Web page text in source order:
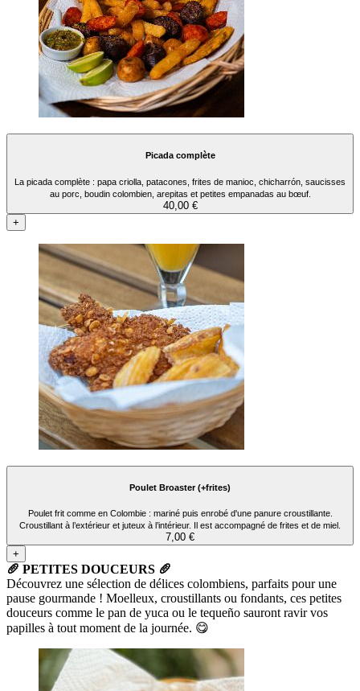
Picada complète
La picada complète : papa criolla, patacones, frites de manioc, chicharrón, saucisses
au porc, boudin colombien, arepitas et petites empanadas au bœuf.
40,00 €
+
Poulet Broaster (+frites)
Poulet frit comme en Colombie : mariné puis enrobé d'une panure croustillante.
Croustillant à l’extérieur et juteux à l’intérieur. Il est accompagné de frites et de miel.
7,00 €
+
🥖 PETITES DOUCEURS 🥖
Découvrez une sélection de délices colombiens, parfaits pour une
pause gourmande ! Moelleux, croustillants ou fondants, ces petites
douceurs comme le pan de yuca ou le tequeño sauront ravir vos
papilles à tout moment de la journée. 😋